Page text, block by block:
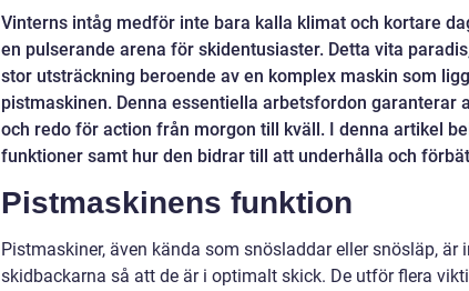
Vinterns intåg medför inte bara kalla klimat och kortare
en pulserande arena för skidentusiaster. Detta vita
stor utsträckning beroende av en komplex maskin som
pistmaskinen. Denna essentiella arbetsfordon garanterar
och redo för action från morgon till kväll. I denna artikel
funktioner samt hur den bidrar till att underhålla och
Pistmaskinens funktion
Pistmaskiner, även kända som snösladdar eller snösläp,
skidbackarna så att de är i optimalt skick. De utför flera